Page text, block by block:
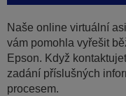
Naše online virtuální
vám pomohla vyřešit
Epson. Když
zadání příslušných
procesem.